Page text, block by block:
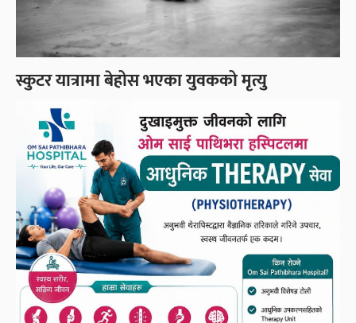
स्कुटर यात्रामा बेहोस भएका युवकको मृत्यु